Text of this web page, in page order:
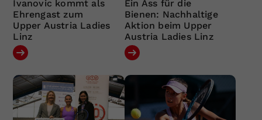
Ivanovic kommt als
Ehrengast zum
Upper Austria Ladies
Linz
Ein Ass für die
Bienen: Nachhaltige
Aktion beim Upper
Austria Ladies Linz